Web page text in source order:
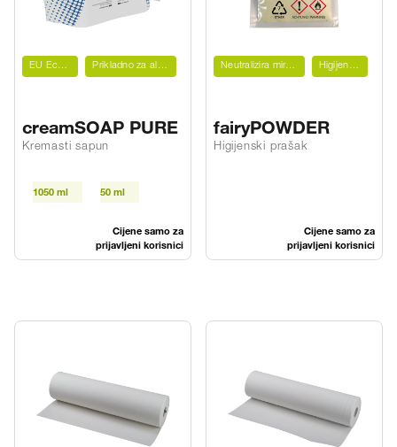
EU Ecolabel Prikladno za alergičare
creamSOAP PURE
Kremasti sapun
1050 ml 50 ml
Cijene samo za
prijavljeni korisnici
Neutralizira mirise Higijenski
fairyPOWDER
Higijenski prašak
Cijene samo za
prijavljeni korisnici